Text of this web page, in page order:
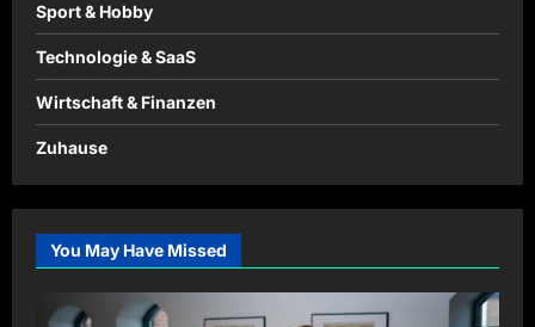
Sport & Hobby
Technologie & SaaS
Wirtschaft & Finanzen
Zuhause
You May Have Missed